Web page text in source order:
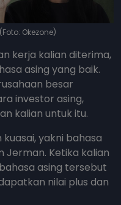
Okezone)
kerja kalian diterima,
asing yang baik.
besar
investor asing,
kalian untuk itu.
yakni bahasa
Jerman. Ketika kalian
asing tersebut
nilai plus dan